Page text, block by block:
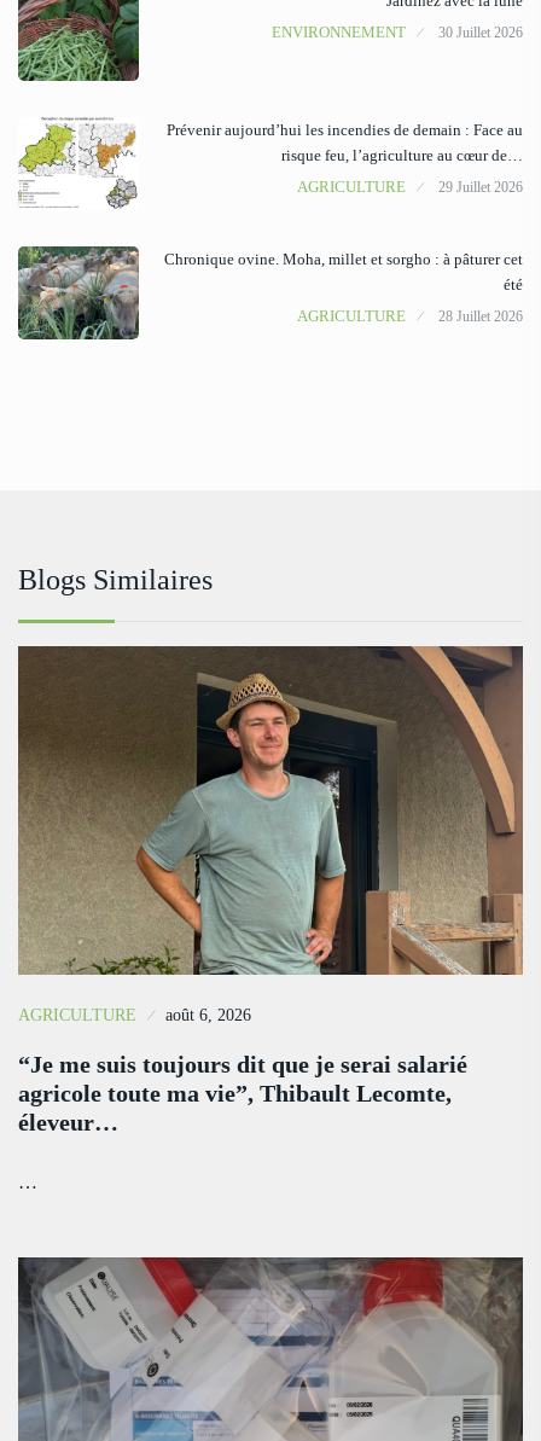
ENVIRONNEMENT
30 Juillet 2026
Prévenir aujourd’hui les incendies de demain : Face au
risque feu, l’agriculture au cœur de…
AGRICULTURE
29 Juillet 2026
Chronique ovine. Moha, millet et sorgho : à pâturer cet
été
AGRICULTURE
28 Juillet 2026
Blogs Similaires
AGRICULTURE août 6, 2026
“Je me suis toujours dit que je serai salarié
agricole toute ma vie”, Thibault Lecomte,
éleveur…
…